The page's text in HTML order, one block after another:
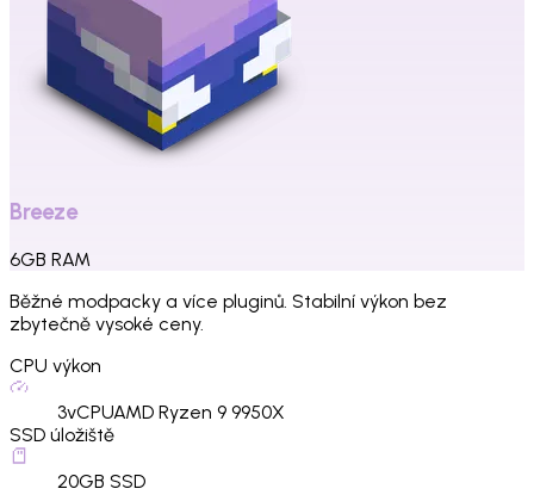
Breeze
6GB RAM
Běžné modpacky a více pluginů. Stabilní výkon bez
zbytečně vysoké ceny.
CPU výkon
3vCPUAMD Ryzen 9 9950X
SSD úložiště
20GB SSD